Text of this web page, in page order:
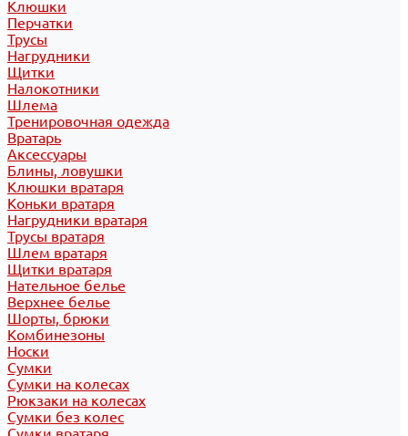
Клюшки
Перчатки
Трусы
Нагрудники
Щитки
Налокотники
Шлема
Тренировочная одежда
Вратарь
Аксессуары
Блины, ловушки
Клюшки вратаря
Коньки вратаря
Нагрудники вратаря
Трусы вратаря
Шлем вратаря
Щитки вратаря
Нательное белье
Верхнее белье
Шорты, брюки
Комбинезоны
Носки
Сумки
Сумки на колесах
Рюкзаки на колесах
Сумки без колес